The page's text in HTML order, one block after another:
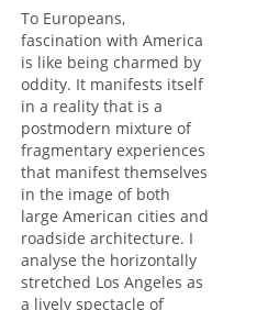
To Europeans,
fascination with America
is like being charmed by
oddity. It manifests itself
in a reality that is a
postmodern mixture of
fragmentary experiences
that manifest themselves
in the image of both
large American cities and
roadside architecture. I
analyse the horizontally
stretched Los Angeles as
a lively spectacle of